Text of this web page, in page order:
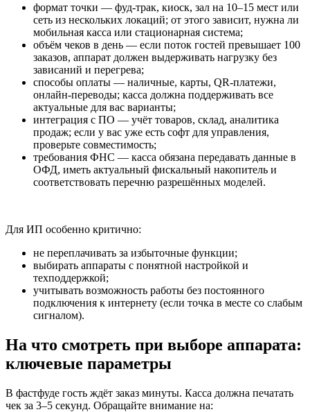
формат точки — фуд-трак, киоск, зал на 10–15 мест или
сеть из нескольких локаций; от этого зависит, нужна ли
мобильная касса или стационарная система;
объём чеков в день — если поток гостей превышает 100
заказов, аппарат должен выдерживать нагрузку без
зависаний и перегрева;
способы оплаты — наличные, карты, QR-платежи,
онлайн-переводы; касса должна поддерживать все
актуальные для вас варианты;
интеграция с ПО — учёт товаров, склад, аналитика
продаж; если у вас уже есть софт для управления,
проверьте совместимость;
требования ФНС — касса обязана передавать данные в
ОФД, иметь актуальный фискальный накопитель и
соответствовать перечню разрешённых моделей.
Для ИП особенно критично:
не переплачивать за избыточные функции;
выбирать аппараты с понятной настройкой и
техподдержкой;
учитывать возможность работы без постоянного
подключения к интернету (если точка в месте со слабым
сигналом).
На что смотреть при выборе аппарата:
ключевые параметры
В фастфуде гость ждёт заказ минуты. Касса должна печатать
чек за 3–5 секунд. Обращайте внимание на: